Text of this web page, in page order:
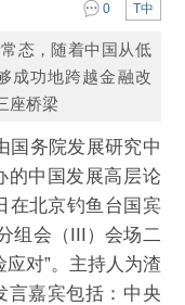
T中
0
态，随着中国从低
成功地跨越金融改
座桥梁
国务院发展研究中
的中国发展高层论
在北京钓鱼台国宾
组会（III）会场二
对”。主持人为渣
言嘉宾包括：中央